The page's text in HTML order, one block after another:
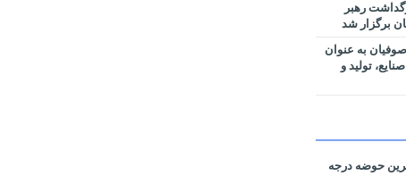
رهبر
برگزار شد
به عنوان
تولید و
حوضه‌ درجه